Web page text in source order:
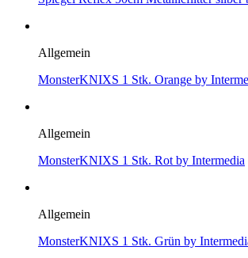
Allgemein
MonsterKNIXS 1 Stk. Orange by
Allgemein
MonsterKNIXS 1 Stk. Rot by Intermedia
Allgemein
MonsterKNIXS 1 Stk. Grün by